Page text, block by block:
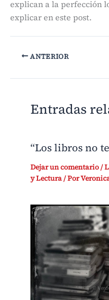
explican a la perfección
explicar en este post.
ANTERIOR
Entradas
“Los libros no
Dejar un comentario/
y Lectura/ Por